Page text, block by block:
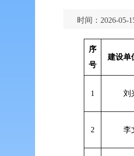
时间：2026-05-
序
号
建设单
1 刘
2 李